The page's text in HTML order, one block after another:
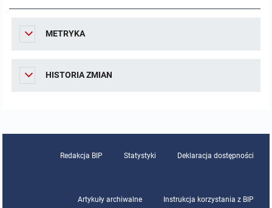
METRYKA
HISTORIA ZMIAN
Redakcja BIP Statystyki Deklaracja dostępności
Artykuły archiwalne Instrukcja korzystania z BIP